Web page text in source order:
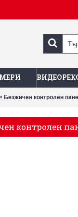
Безжичен контролен
контролен